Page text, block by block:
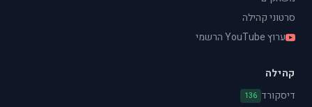
סרטוני קהילה
ערוץ YouTube הרשמי
קהילה
דיסקורד 136